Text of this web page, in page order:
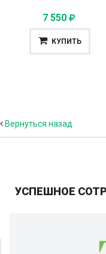
7 550
КУПИТЬ
Вернуться назад
УСПЕШНОЕ